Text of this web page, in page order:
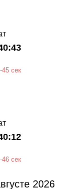
-45 сек
-46 сек
2026